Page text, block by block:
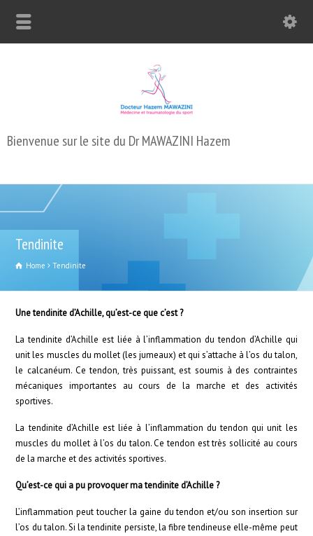
Bienvenue sur le site du Dr MAWAZINI Hazem
Tendinite
Home Tendinite
Une tendinite d’Achille, qu’est-ce que c’est ?
La tendinite d’Achille est liée à l’inflammation du tendon d’Achille qui
unit les muscles du mollet (les jumeaux) et qui s’attache à l’os du talon,
le calcanéum. Ce tendon, très puissant, est soumis à des contraintes
mécaniques importantes au cours de la marche et des activités
sportives.
La tendinite d’Achille est liée à l’inflammation du tendon qui unit les
muscles du mollet à l’os du talon. Ce tendon est très sollicité au cours
de la marche et des activités sportives.
Qu’est-ce qui a pu provoquer ma tendinite d’Achille ?
L’inflammation peut toucher la gaine du tendon et/ou son insertion sur
l’os du talon. Si la tendinite persiste, la fibre tendineuse elle-même peut